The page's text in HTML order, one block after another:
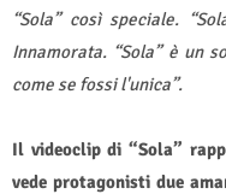
“Sola” così speciale.
Innamorata. “Sola” è un
come se fossi l'unica”.
Il videoclip di “Sola”
vede protagonisti due